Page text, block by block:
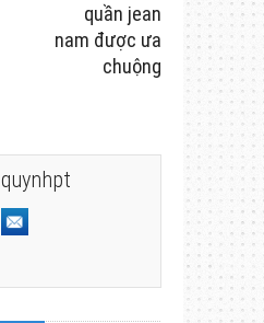
quần jean
nam được ưa
chuộng
quynhpt